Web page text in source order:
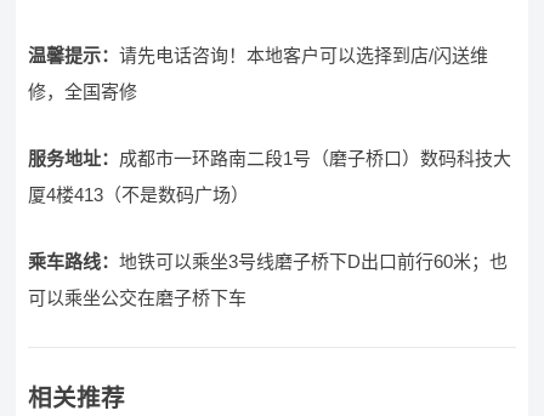
温馨提示：请先电话咨询！本地客户可以选择到店/闪送维
修，全国寄修
服务地址： 成都市一环路南二段1号（磨子桥口）数码科技大
厦4楼413（不是数码广场）
乘车路线：地铁可以乘坐3号线磨子桥下D出口前行60米；也
可以乘坐公交在磨子桥下车
相关推荐